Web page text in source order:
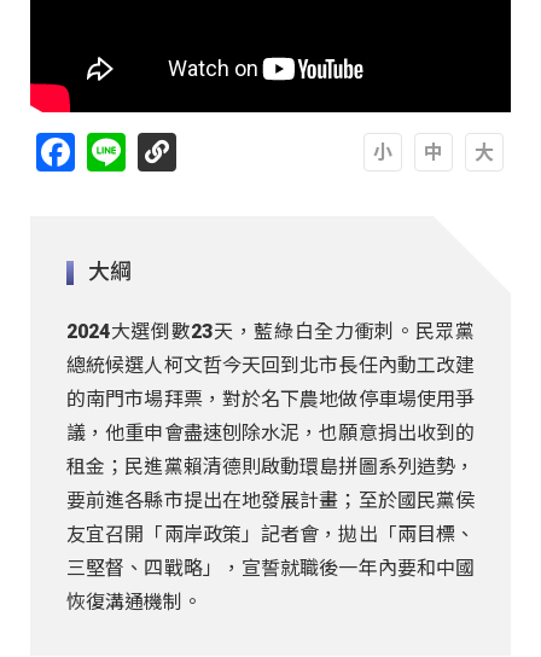
Facebook
Line
大綱
2024大選倒數23天，藍綠白全力衝刺。民眾黨
總統候選人柯文哲今天回到北市長任內動工改建
的南門市場拜票，對於名下農地做停車場使用爭
議，他重申會盡速刨除水泥，也願意捐出收到的
租金；民進黨賴清德則啟動環島拼圖系列造勢，
要前進各縣市提出在地發展計畫；至於國民黨侯
友宜召開「兩岸政策」記者會，拋出「兩目標、
三堅督、四戰略」，宣誓就職後一年內要和中國
恢復溝通機制。